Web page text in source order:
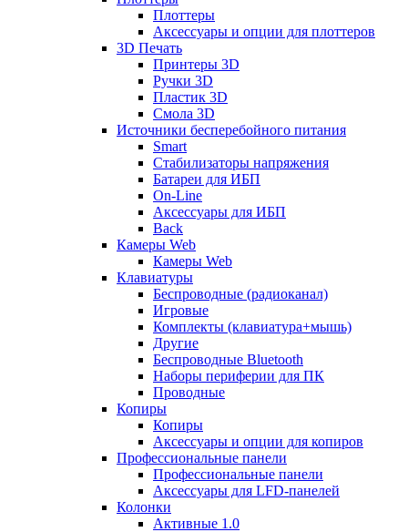
Плоттеры
Аксессуары и опции для плоттеров
3D Печать
Принтеры 3D
Ручки 3D
Пластик 3D
Смола 3D
Источники бесперебойного питания
Smart
Стабилизаторы напряжения
Батареи для ИБП
On-Line
Аксессуары для ИБП
Back
Камеры Web
Камеры Web
Клавиатуры
Беспроводные (радиоканал)
Игровые
Комплекты (клавиатура+мышь)
Другие
Беспроводные Bluetooth
Наборы периферии для ПК
Проводные
Копиры
Копиры
Аксессуары и опции для копиров
Профессиональные панели
Профессиональные панели
Аксессуары для LFD-панелей
Колонки
Активные 1.0